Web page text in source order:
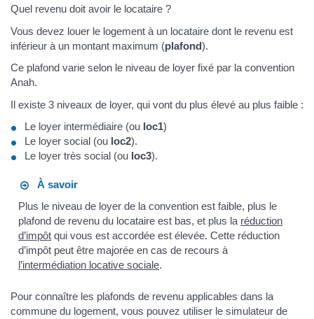
Quel revenu doit avoir le locataire ?
Vous devez louer le logement à un locataire dont le revenu est
inférieur à un montant maximum (plafond).
Ce plafond varie selon le niveau de loyer fixé par la convention
Anah.
Il existe 3 niveaux de loyer, qui vont du plus élevé au plus faible :
Le loyer intermédiaire (ou loc1)
Le loyer social (ou loc2).
Le loyer très social (ou loc3).
À savoir
Plus le niveau de loyer de la convention est faible, plus le
plafond de revenu du locataire est bas, et plus la réduction
d’impôt qui vous est accordée est élevée. Cette réduction
d’impôt peut être majorée en cas de recours à
l’intermédiation locative sociale.
Pour connaître les plafonds de revenu applicables dans la
commune du logement, vous pouvez utiliser le simulateur de